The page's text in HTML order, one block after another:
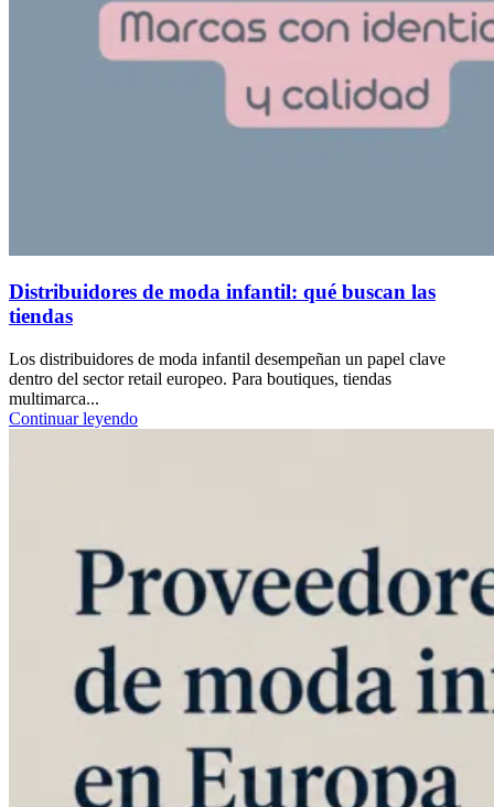
Distribuidores de moda infantil: qué buscan las
tiendas
Los distribuidores de moda infantil desempeñan un papel clave
dentro del sector retail europeo. Para boutiques, tiendas
multimarca...
Continuar leyendo